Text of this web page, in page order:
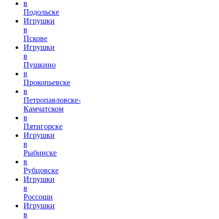
в
Подольске
Игрушки
в
Пскове
Игрушки
в
Пушкино
в
Прокопьевске
в
Петропавловске-
Камчатском
в
Пятигорске
Игрушки
в
Рыбинске
в
Рубцовске
Игрушки
в
Россоши
Игрушки
в